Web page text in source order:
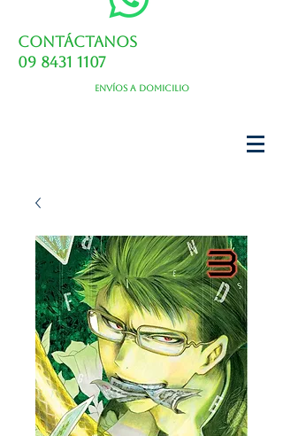
Contáctanos
09 8431 1107
Envíos a domicilio